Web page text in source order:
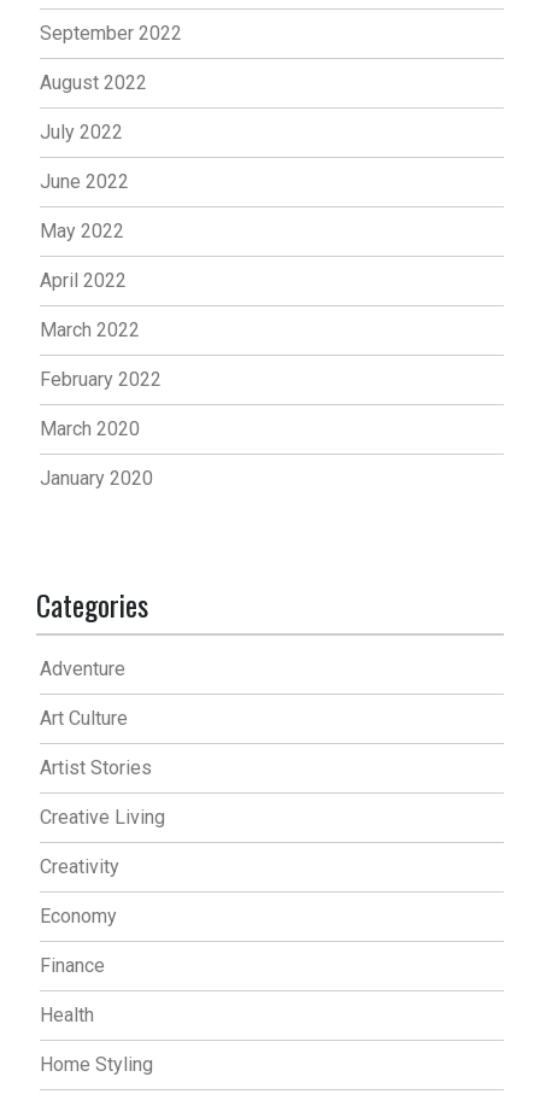
September 2022
August 2022
July 2022
June 2022
May 2022
April 2022
March 2022
February 2022
March 2020
January 2020
Categories
Adventure
Art Culture
Artist Stories
Creative Living
Creativity
Economy
Finance
Health
Home Styling